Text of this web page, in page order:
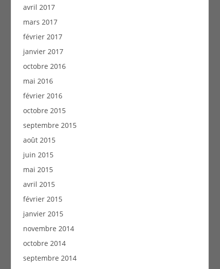
avril 2017
mars 2017
février 2017
janvier 2017
octobre 2016
mai 2016
février 2016
octobre 2015
septembre 2015
août 2015
juin 2015
mai 2015
avril 2015
février 2015
janvier 2015
novembre 2014
octobre 2014
septembre 2014